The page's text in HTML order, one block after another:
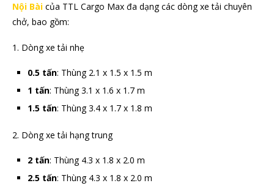
Nội Bài của TTL Cargo Max đa dạng các dòng xe tải chuyên
chở, bao gồm:
1. Dòng xe tải nhẹ
0.5 tấn: Thùng 2.1 x 1.5 x 1.5 m
1 tấn: Thùng 3.1 x 1.6 x 1.7 m
1.5 tấn: Thùng 3.4 x 1.7 x 1.8 m
2. Dòng xe tải hạng trung
2 tấn: Thùng 4.3 x 1.8 x 2.0 m
2.5 tấn: Thùng 4.3 x 1.8 x 2.0 m